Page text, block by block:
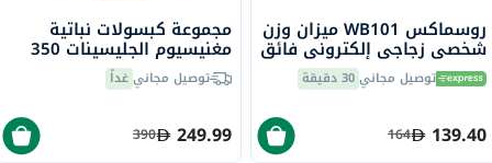
روسماكس WB101 ميزان وزن
شخصي زجاجي إلكتروني فائق
النحافةتوصيل مجاني30 دقيقة
139.40
164
مجموعة كبسولات نباتية
مغنيسيوم الجليسينات 350
كبسولة
توصيل مجانيغداً
249.99
390